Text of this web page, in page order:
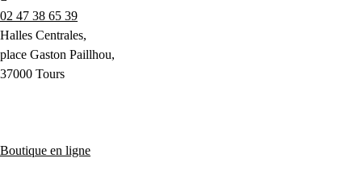
02 47 38 65 39
Halles Centrales,
place Gaston Paillhou,
37000 Tours
Boutique en ligne